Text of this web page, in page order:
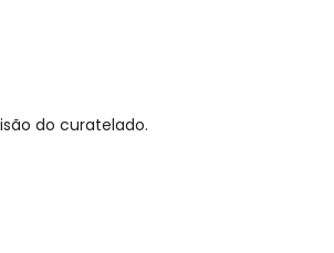
do curatelado.